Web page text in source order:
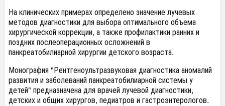
На клинических примерах определено значение лучевых
методов диагностики для выбора оптимального объема
хирургической коррекции, а также профилактики ранних и
поздних послеоперационных осложнений в
панкреатобилиарной хирургии детского возраста.
Монография "Рентгеноультразвуковая диагностика аномалий
развития и заболеваний панкреатобилиарной системы у
детей" предназначена для врачей лучевой диагностики,
детских и общих хирургов, педиатров и гастроэнтерологов.